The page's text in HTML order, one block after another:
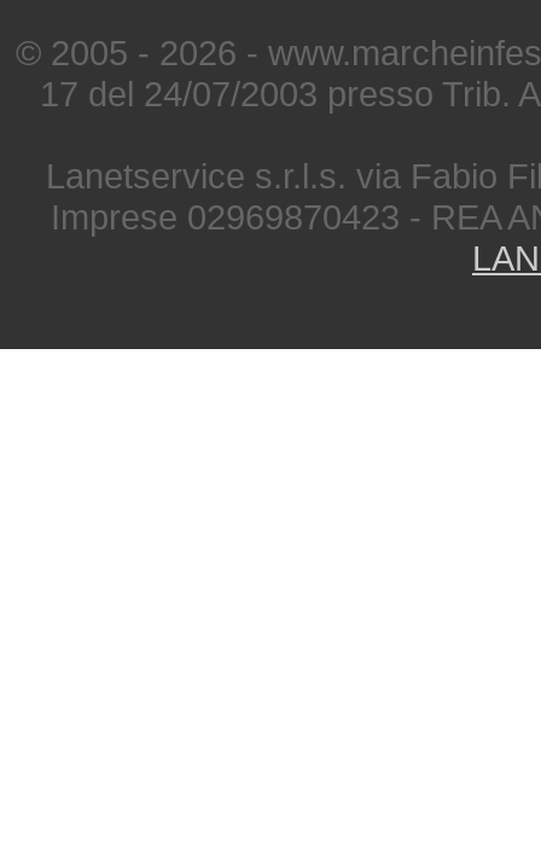
© 2005 - 2026 -
17 del 24/07/2003 presso Trib.
Lanetservice s.r.l.s. via Fabio
Imprese 02969870423 - REA